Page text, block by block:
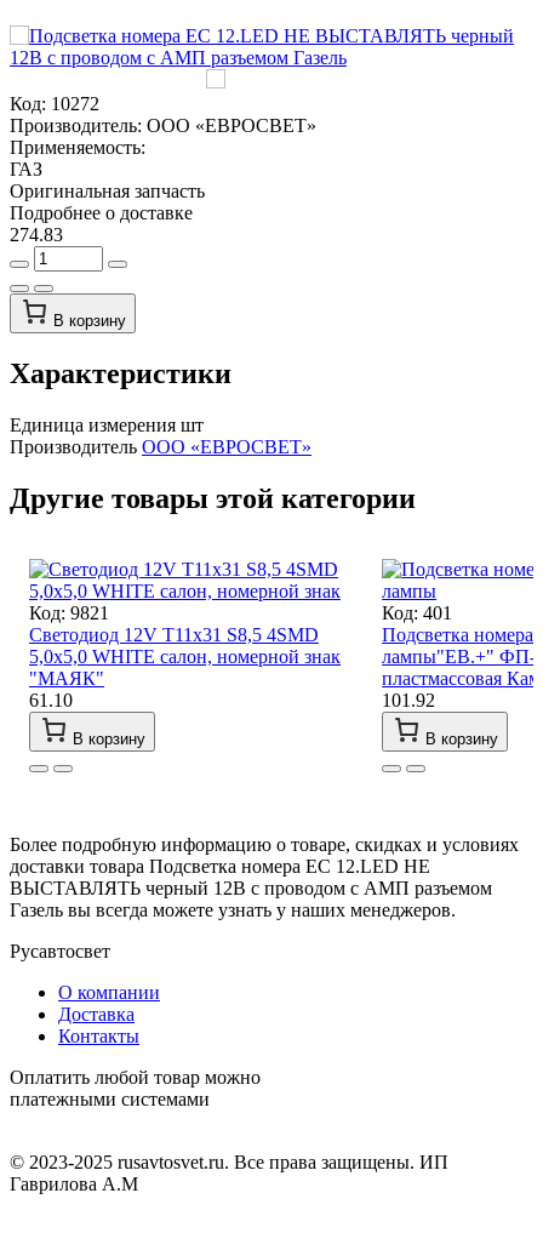
Код: 10272
Производитель: ООО «ЕВРОСВЕТ»
Применяемость:
ГАЗ
Оригинальная запчасть
Подробнее о доставке
274.83
В корзину
Характеристики
Единица измерения шт
Производитель ООО «ЕВРОСВЕТ»
Другие товары этой категории
Код: 9821
Светодиод 12V T11x31 S8,5 4SMD
5,0x5,0 WHITE салон, номерной знак
"МАЯК"
61.10
В корзину
Код: 401
Подсветка номера
лампы"ЕВ.+" ФП-
пластмассовая
101.92
В корзину
Более подробную информацию о товаре, скидках и условиях
доставки товара Подсветка номера ЕС 12.LED НЕ
ВЫСТАВЛЯТЬ черный 12В с проводом с АМП разъемом
Газель вы всегда можете узнать у наших менеджеров.
Русавтосвет
О компании
Доставка
Контакты
Оплатить любой товар можно
платежными системами
© 2023-2025 rusavtosvet.ru. Все права защищены. ИП
Гаврилова А.М